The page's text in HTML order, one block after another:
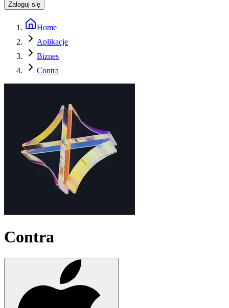
Zaloguj się
Home
Aplikacje
Biznes
Contra
Contra